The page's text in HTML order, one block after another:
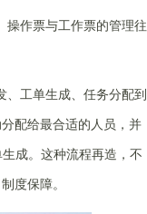
作票与工作票的管理往
工单生成、任务分配到
配给最合适的人员，并
成。这种流程再造，不
度保障。